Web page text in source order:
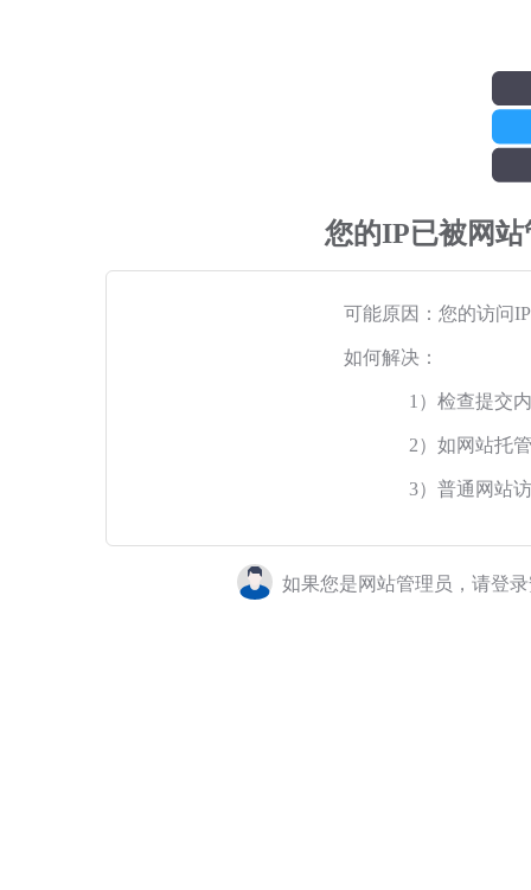
您的IP已被网
可能原因：您的访问
如何解决：
1）检查提交
2）如网站托
3）普通网站
如果您是网站管理员，请登